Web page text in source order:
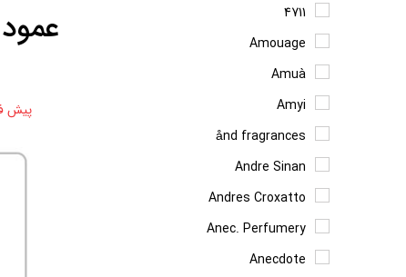
عطر زنانه شیرین
عطر زنانه گرم
عطر زنانه تلخ
4711
Amouage
Amuà
Amyi
ånd fragrances
Andre Sinan
Andres Croxatto
Anec. Perfumery
Anecdote
پیش